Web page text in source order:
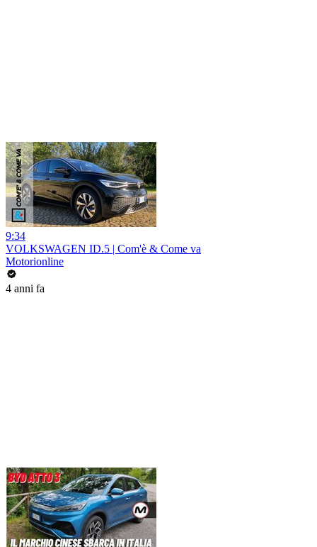
9:34
VOLKSWAGEN ID.5 | Com'è & Come va
Motorionline
4 anni fa